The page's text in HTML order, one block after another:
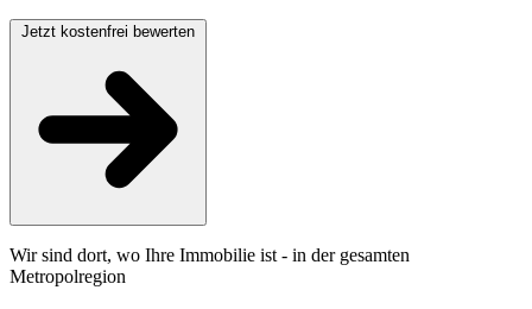
Wir sind dort, wo Ihre Immobilie ist - in der gesamten
Metropolregion